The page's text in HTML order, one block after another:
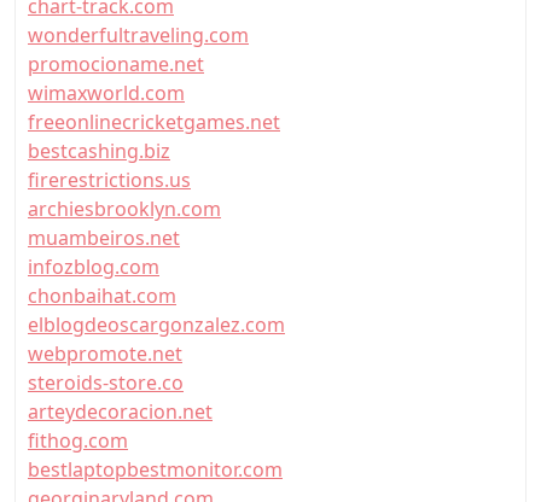
chart-track.com
wonderfultraveling.com
promocioname.net
wimaxworld.com
freeonlinecricketgames.net
bestcashing.biz
firerestrictions.us
archiesbrooklyn.com
muambeiros.net
infozblog.com
chonbaihat.com
elblogdeoscargonzalez.com
webpromote.net
steroids-store.co
arteydecoracion.net
fithog.com
bestlaptopbestmonitor.com